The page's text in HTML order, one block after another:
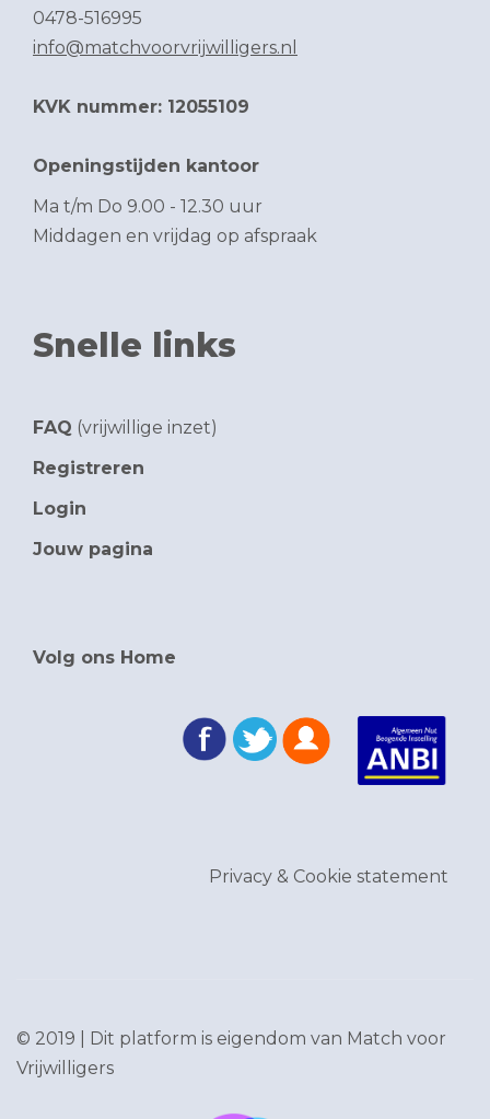
0478-516995
info@matchvoorvrijwilligers.nl
KVK nummer: 12055109
Openingstijden kantoor
Ma t/m Do 9.00 - 12.30 uur
Middagen en vrijdag op afspraak
Snelle links
FAQ (vrijwillige inzet)
Registreren
Login
Jouw pagina
Volg ons Home
Privacy & Cookie statement
© 2019 | Dit platform is eigendom van Match voor
Vrijwilligers